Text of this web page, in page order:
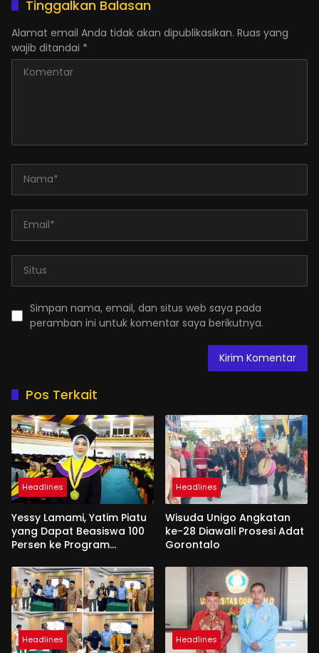
Tinggalkan Balasan
Alamat email Anda tidak akan dipublikasikan. Ruas yang
wajib ditandai *
Simpan nama, email, dan situs web saya pada
peramban ini untuk komentar saya berikutnya.
Pos Terkait
Headlines
Yessy Lamami, Yatim Piatu
yang Dapat Beasiswa 100
Persen ke Program
Headlines
Wisuda Unigo Angkatan
ke-28 Diawali Prosesi Adat
Gorontalo
Headlines Headlines